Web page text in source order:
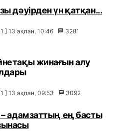
дәуірден үн қатқан...
] 13 ақпан, 10:46 3281
жинағын алу
] 13 ақпан, 09:53 3092
– адамзаттың ең басты